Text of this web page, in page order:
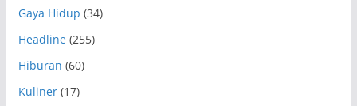
Gaya Hidup (34)
Headline(255)
Hiburan (60)
Kuliner(17)